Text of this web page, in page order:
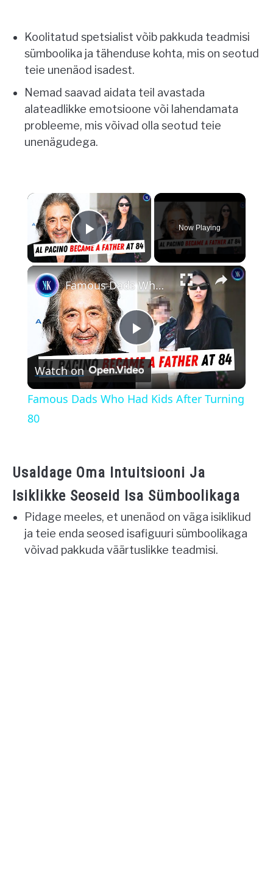
Koolitatud spetsialist võib pakkuda teadmisi
sümboolika ja tähenduse kohta, mis on seotud
teie unenäod isadest.
Nemad saavad aidata teil avastada
alateadlikke emotsioone või lahendamata
probleeme, mis võivad olla seotud teie
unenägudega.
×
Play Video
Now Playing
×
Play
Video
Famous Dads Who Had Kids After Turning 80
Watch on
Famous Dads Who Had Kids After Turning
80
Usaldage Oma Intuitsiooni Ja
Isiklikke Seoseid Isa Sümboolikaga
Pidage meeles, et unenäod on väga isiklikud
ja teie enda seosed isafiguuri sümboolikaga
võivad pakkuda väärtuslikke teadmisi.